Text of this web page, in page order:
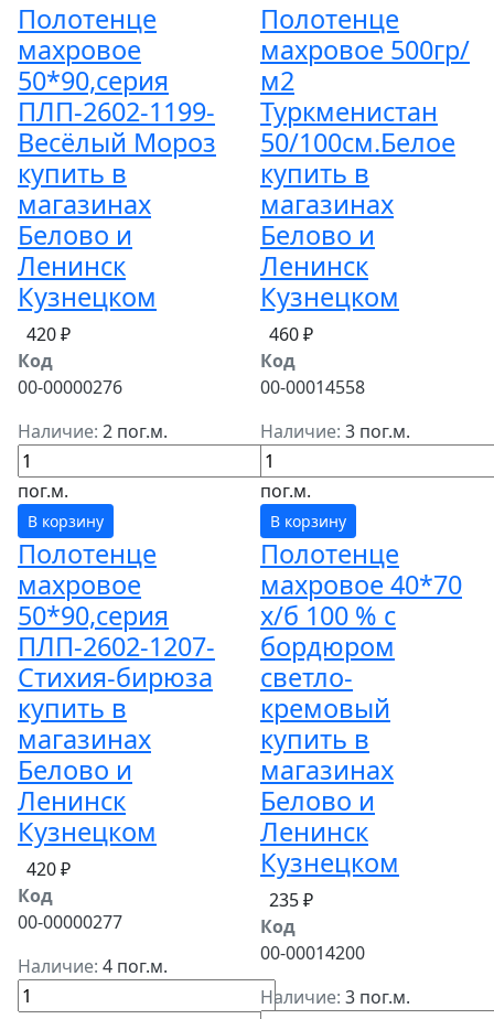
Полотенце
махровое
50*90,серия
ПЛП-2602-1199-
Весёлый Мороз
купить в
магазинах
Белово и
Ленинск
Кузнецком
420 ₽
Код
00-00000276
Наличие: 2 пог.м.
пог.м.
В корзину
Полотенце
махровое 500гр/
м2
Туркменистан
50/100см.Белое
купить в
магазинах
Белово и
Ленинск
Кузнецком
460 ₽
Код
00-00014558
Наличие: 3 пог.м.
пог.м.
В корзину
Полотенце
махровое
50*90,серия
ПЛП-2602-1207-
Стихия-бирюза
купить в
магазинах
Белово и
Ленинск
Кузнецком
420 ₽
Код
00-00000277
Наличие: 4 пог.м.
Полотенце
махровое 40*70
х/б 100 % с
бордюром
светло-
кремовый
купить в
магазинах
Белово и
Ленинск
Кузнецком
235 ₽
Код
00-00014200
Наличие: 3 пог.м.